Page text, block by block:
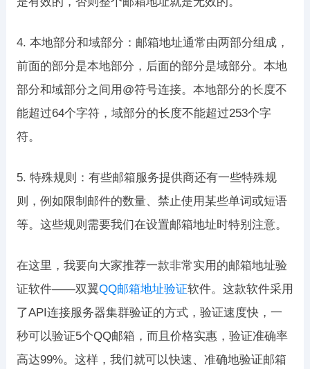
4. 本地部分和域部分：邮箱地址通常由两部分组成，
前面的部分是本地部分，后面的部分是域部分。本地
部分和域部分之间用@符号连接。本地部分的长度不
能超过64个字符，域部分的长度不能超过253个字
符。
5. 特殊规则：有些邮箱服务提供商还有一些特殊规
则，例如限制邮件的数量、禁止使用某些单词或短语
等。这些规则需要我们在设置邮箱地址时特别注意。
在这里，我要向大家推荐一款非常实用的邮箱地址验
证软件——双翼QQ邮箱地址验证软件。这款软件采用
了API连接服务器集群验证的方式，验证速度快，一
秒可以验证5个QQ邮箱，而且价格实惠，验证准确率
高达99%。这样，我们就可以快速、准确地验证邮箱